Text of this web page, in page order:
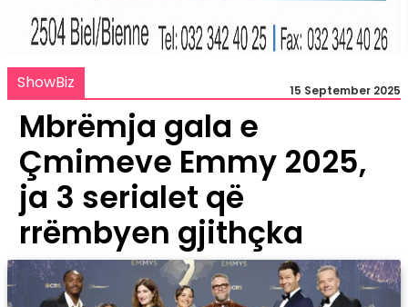
ShowBiz 15 September 2025
Mbrëmja gala e
Çmimeve Emmy 2025,
ja 3 serialet që
rrëmbyen gjithçka